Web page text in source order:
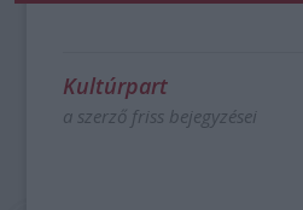
Kultúrpart
a szerző friss bejegyzései